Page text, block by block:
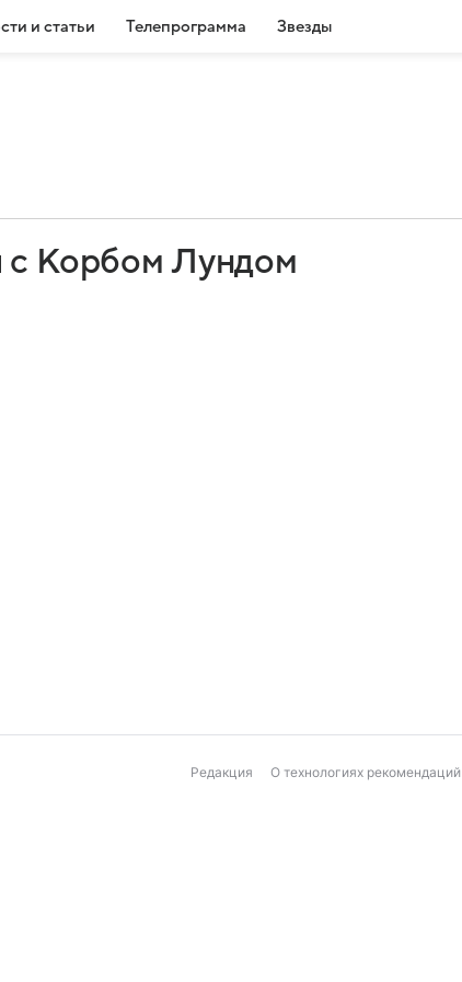
и статьи Телепрограмма Звезды
Корбом Лундом
Редакция О технологиях рекомендаций